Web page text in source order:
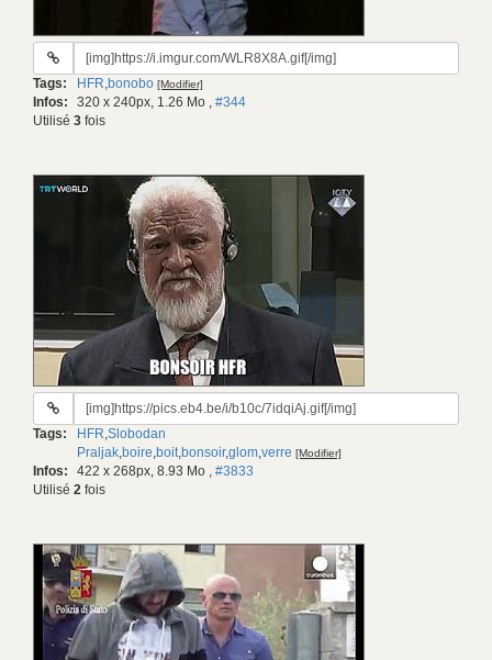
URL
gif:
Tags: HFR,bonobo [Modifier]
Infos: 320 x 240px, 1.26 Mo , #344
Utilisé 3 fois
URL
gif:
Tags: HFR,Slobodan
Praljak,boire,boit,bonsoir,glom,verre [Modifier]
Infos: 422 x 268px, 8.93 Mo , #3833
Utilisé 2 fois